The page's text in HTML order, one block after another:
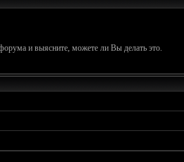
и выясните, можете ли Вы делать это.